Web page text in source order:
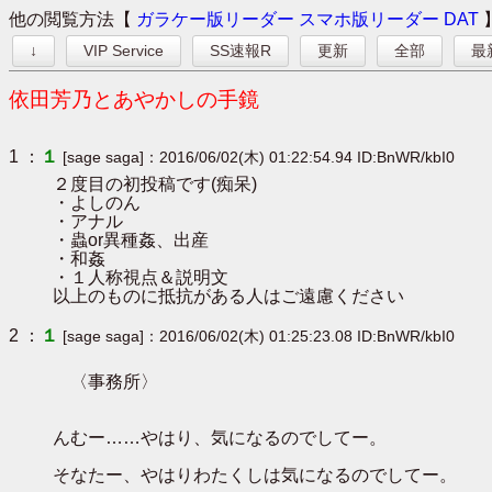
他の閲覧方法【 ガラケー版リーダー スマホ版リーダー DAT 】
↓ VIP Service SS速報R 更新 全部 最
依田芳乃とあやかしの手鏡
1 ： １ [sage saga]：2016/06/02(木) 01:22:54.94 ID:BnWR/kbI0
２度目の初投稿です(痴呆)
・よしのん
・アナル
・蟲or異種姦、出産
・和姦
・１人称視点＆説明文
以上のものに抵抗がある人はご遠慮ください
2 ： １ [sage saga]：2016/06/02(木) 01:25:23.08 ID:BnWR/kbI0
〈事務所〉
んむー……やはり、気になるのでしてー。
そなたー、やはりわたくしは気になるのでしてー。